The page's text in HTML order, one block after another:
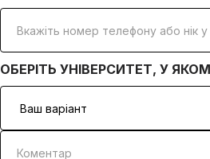
ОБЕРІТЬ УНІВЕРСИТЕТ, У